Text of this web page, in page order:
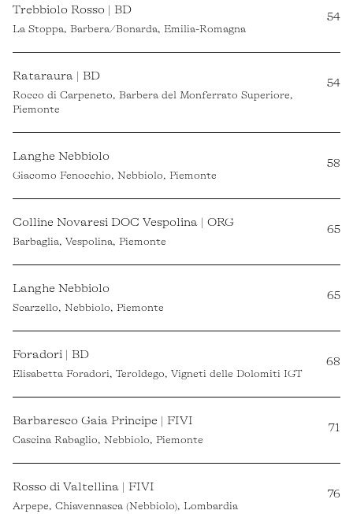
Trebbiolo Rosso | BD
La Stoppa, Barbera/Bonarda, Emilia-Romagna
54
Rataraura | BD
Rocco di Carpeneto, Barbera del Monferrato Superiore,
Piemonte
54
Langhe Nebbiolo
Giacomo Fenocchio, Nebbiolo, Piemonte
58
Colline Novaresi DOC Vespolina | ORG
Barbaglia, Vespolina, Piemonte
65
Langhe Nebbiolo
Scarzello, Nebbiolo, Piemonte
65
Foradori | BD
Elisabetta Foradori, Teroldego, Vigneti delle Dolomiti IGT
68
Barbaresco Gaia Principe | FIVI
Cascina Rabaglio, Nebbiolo, Piemonte
71
Rosso di Valtellina | FIVI
Arpepe, Chiavennasca (Nebbiolo), Lombardia
76